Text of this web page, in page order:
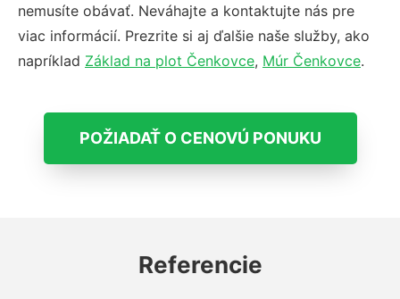
nemusíte obávať. Neváhajte a kontaktujte nás pre
viac informácií. Prezrite si aj ďalšie naše služby, ako
napríklad Základ na plot Čenkovce, Múr Čenkovce.
POŽIADAŤ O CENOVÚ PONUKU
Referencie